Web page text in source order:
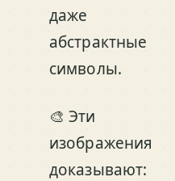
даже
абстрактные
символы.
🎨 Эти
изображения
доказывают: